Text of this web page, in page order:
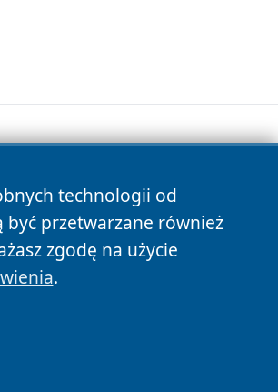
technologii od
być przetwarzane również
zgodę na użycie
.